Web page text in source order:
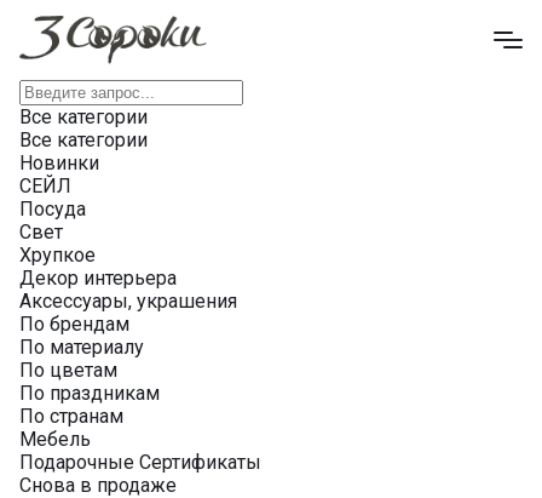
Все категории
Все категории
Новинки
СЕЙЛ
Посуда
Свет
Хрупкое
Декор интерьера
Аксессуары, украшения
По брендам
По материалу
По цветам
По праздникам
По странам
Мебель
Подарочные Сертификаты
Снова в продаже